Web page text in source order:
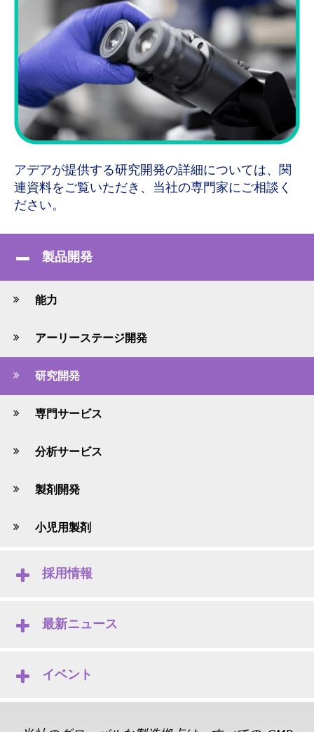
アデアが提供する研究開発の詳細については、関
連資料をご覧いただき、当社の専門家にご相談く
ださい。
製品開発
能力
アーリーステージ開発
研究開発
専門サービス
分析サービス
製剤開発
小児用製剤
採用情報
最新ニュース
イベント